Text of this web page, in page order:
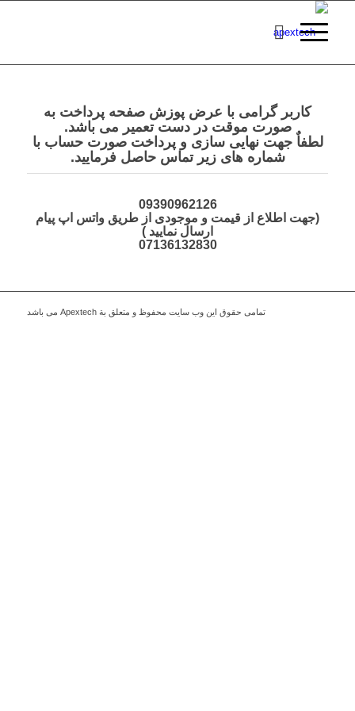
کاربر گرامی با عرض پوزش صفحه پرداخت به
صورت موقت در دست تعمیر می باشد.
لطفاٌ جهت نهایی سازی و پرداخت صورت حساب با
شماره های زیر تماس حاصل فرمایید.
09390962126
(جهت اطلاع از قیمت و موجودی از طریق واتس اپ پیام
ارسال نمایید )
07136132830
تمامی حقوق این وب سایت محفوظ و متعلق بة Apextech می باشد